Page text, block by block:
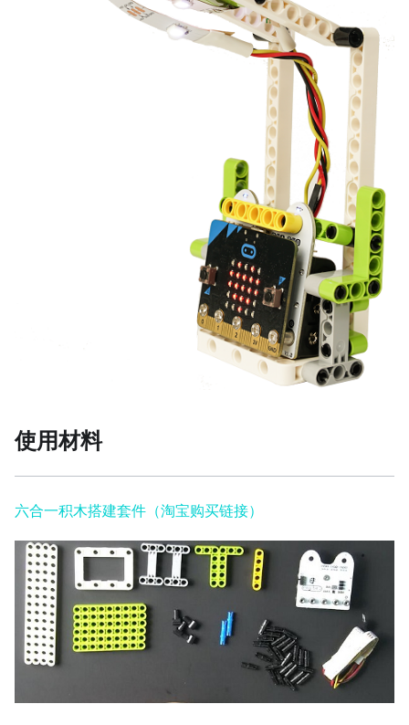
使用材料
六合一积木搭建套件（淘宝购买链接）